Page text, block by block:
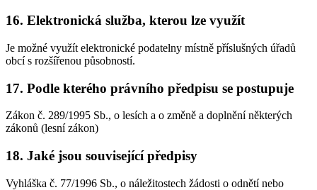
16. Elektronická služba, kterou lze využít
Je možné využít elektronické podatelny místně příslušných úřadů
obcí s rozšířenou působností.
17. Podle kterého právního předpisu se postupuje
Zákon č. 289/1995 Sb., o lesích a o změně a doplnění některých
zákonů (lesní zákon)
18. Jaké jsou související předpisy
Vyhláška č. 77/1996 Sb., o náležitostech žádosti o odnětí nebo